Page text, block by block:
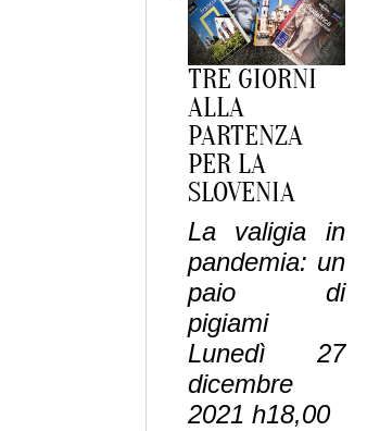
TRE GIORNI
ALLA
PARTENZA
PER LA
SLOVENIA
La valigia in
pandemia: un
paio di
pigiami
Lunedì 27
dicembre
2021 h18,00